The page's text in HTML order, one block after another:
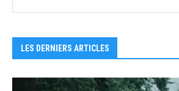
LES DERNIERS ARTICLES